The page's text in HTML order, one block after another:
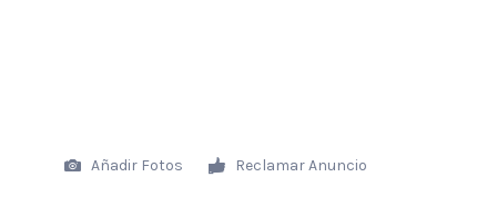
Añadir Fotos Reclamar Anuncio